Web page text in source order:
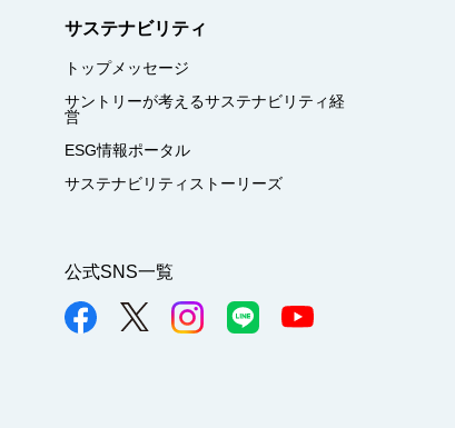
サステナビリティ
トップメッセージ
サントリーが考えるサステナビリティ経
営
ESG情報ポータル
サステナビリティストーリーズ
公式SNS一覧